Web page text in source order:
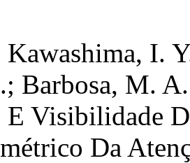
Kawashima, I.
Barbosa, M.
Visibilidade
Da